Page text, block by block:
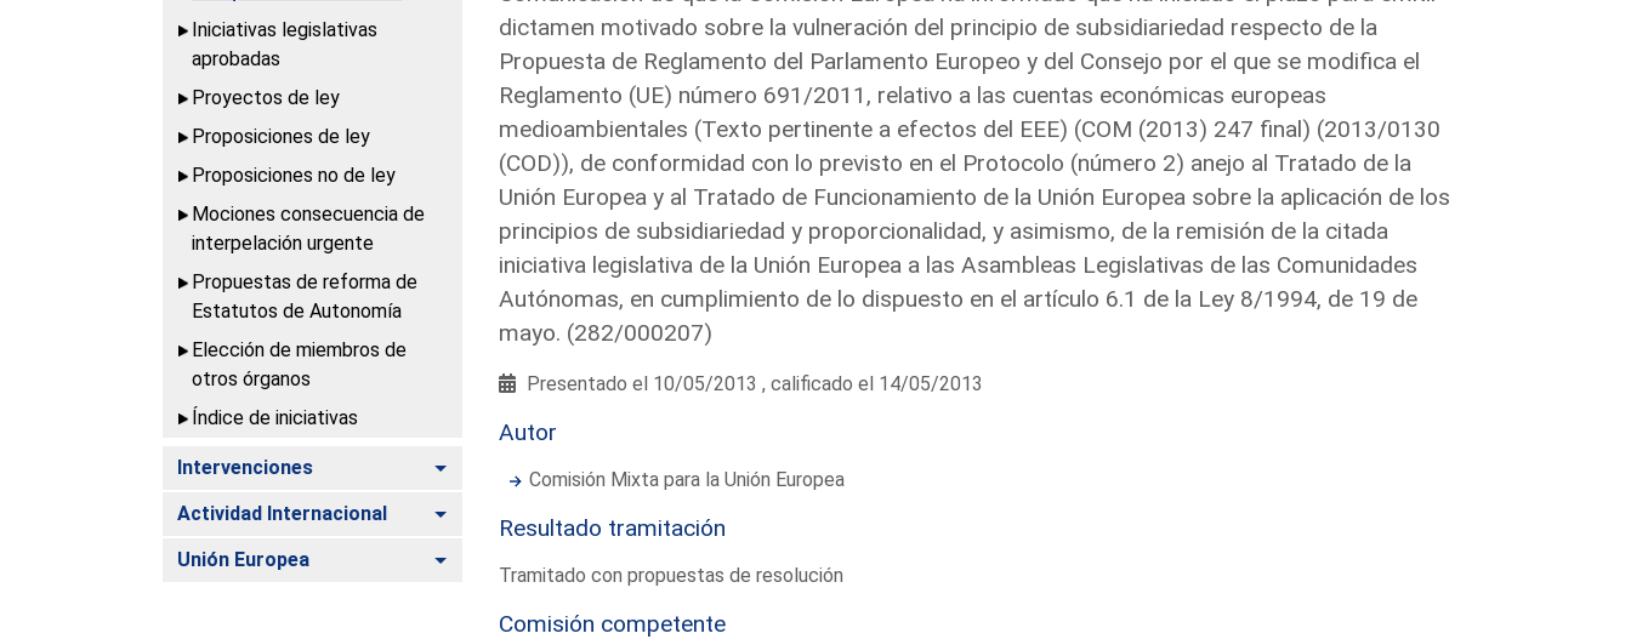
Iniciativas legislativas
aprobadas
Proyectos de ley
Proposiciones de ley
Proposiciones no de ley
Mociones consecuencia de
interpelación urgente
Propuestas de reforma de
Estatutos de Autonomía
Elección de miembros de
otros órganos
Índice de iniciativas
Intervenciones Alternar
Actividad Internacional Alternar
Unión Europea Alternar
dictamen motivado sobre la vulneración del principio de subsidiariedad respecto de la
Propuesta de Reglamento del Parlamento Europeo y del Consejo por el que se modifica el
Reglamento (UE) número 691/2011, relativo a las cuentas económicas europeas
medioambientales (Texto pertinente a efectos del EEE) (COM (2013) 247 final) (2013/0130
(COD)), de conformidad con lo previsto en el Protocolo (número 2) anejo al Tratado de la
Unión Europea y al Tratado de Funcionamiento de la Unión Europea sobre la aplicación de los
principios de subsidiariedad y proporcionalidad, y asimismo, de la remisión de la citada
iniciativa legislativa de la Unión Europea a las Asambleas Legislativas de las Comunidades
Autónomas, en cumplimiento de lo dispuesto en el artículo 6.1 de la Ley 8/1994, de 19 de
mayo. (282/000207)
Presentado el 10/05/2013 , calificado el 14/05/2013
Autor
Comisión Mixta para la Unión Europea
Resultado tramitación
Tramitado con propuestas de resolución
Comisión competente